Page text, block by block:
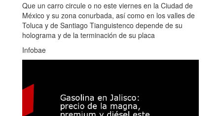
Que un carro circule o no este viernes en la Ciudad de
México y su zona conurbada, así como en los valles de
Toluca y de Santiago Tianguistenco depende de su
holograma y de la terminación de su placa
Infobae